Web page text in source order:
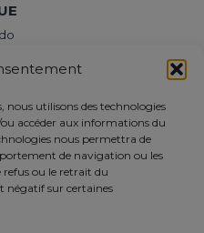
nous utilisons des technologies
accéder aux informations du
nous permettra de
de navigation ou les
refus ou le retrait du
négatif sur certaines
(UE)